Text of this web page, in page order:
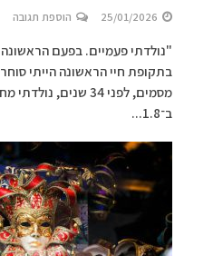
25/01/2026 הוספת תגובה
בתקופת חיי הראשונה הייתי
מסמים, לפני 34
ב־1.8...